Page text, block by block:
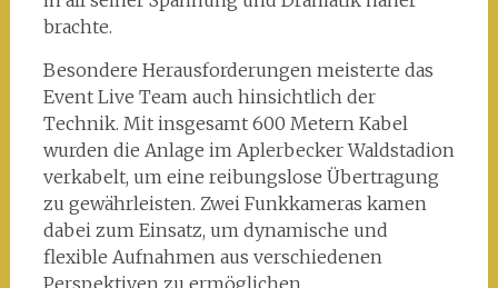
brachte.
Besondere Herausforderungen meisterte das
Event Live Team auch hinsichtlich der
Technik. Mit insgesamt 600 Metern Kabel
wurden die Anlage im Aplerbecker Waldstadion
verkabelt, um eine reibungslose Übertragung
zu gewährleisten. Zwei Funkkameras kamen
dabei zum Einsatz, um dynamische und
flexible Aufnahmen aus verschiedenen
Perspektiven zu ermöglichen.